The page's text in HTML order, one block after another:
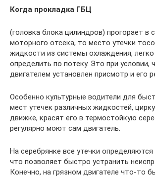
Когда прокладка ГБЦ
(головка блока цилиндров) прогорает в
моторного отсека, то место утечки
жидкости из системы охлаждения,
определить по потеку. Это при условии,
двигателем установлен присмотр и его
Особенно культурные водители для
мест утечек различных жидкостей,
движке, красят его в термостойкую
регулярно моют сам двигатель.
На серебрянке все утечки
что позволяет быстро устранить
Конечно, на грязном двигателе что-то